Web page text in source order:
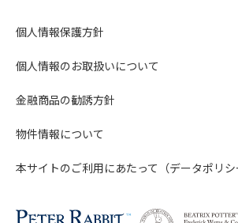
個人情報保護方針
個人情報のお取扱いについて
金融商品の勧誘方針
物件情報について
本サイトのご利用にあたって（データポリシ